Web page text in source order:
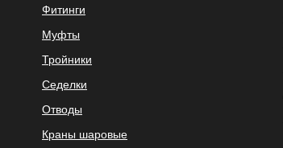
Фитинги
Муфты
Тройники
Седелки
Отводы
Краны шаровые